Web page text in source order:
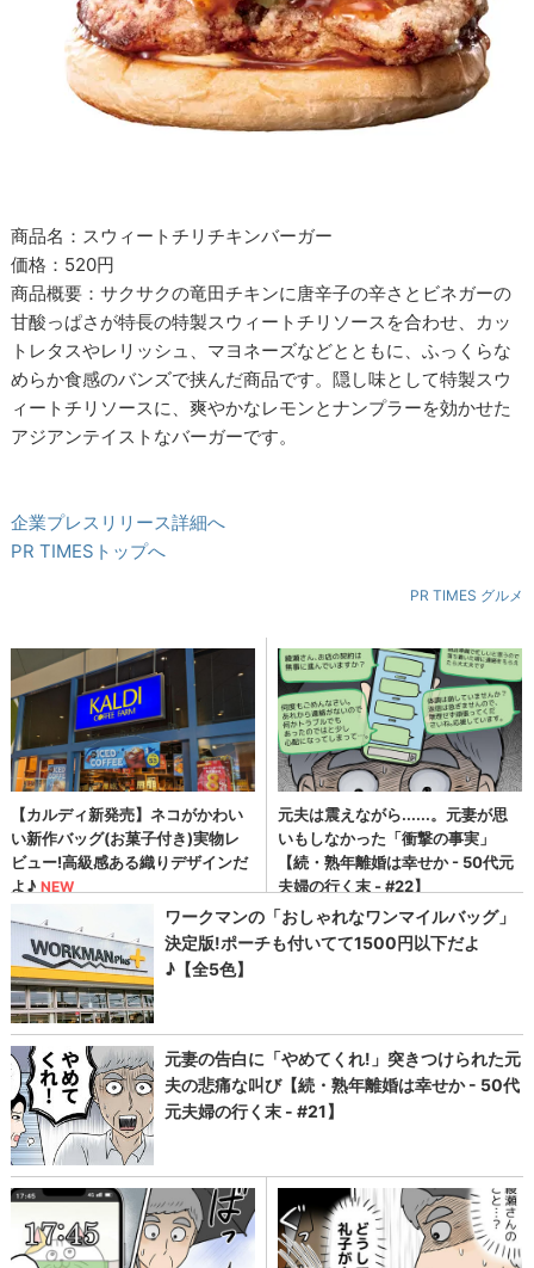
商品名：スウィートチリチキンバーガー
価格：520円
商品概要：サクサクの竜田チキンに唐辛子の辛さとビネガーの
甘酸っぱさが特長の特製スウィートチリソースを合わせ、カッ
トレタスやレリッシュ、マヨネーズなどとともに、ふっくらな
めらか食感のバンズで挟んだ商品です。隠し味として特製スウ
ィートチリソースに、爽やかなレモンとナンプラーを効かせた
アジアンテイストなバーガーです。
企業プレスリリース詳細へ
PR TIMESトップへ
PR TIMES グルメ